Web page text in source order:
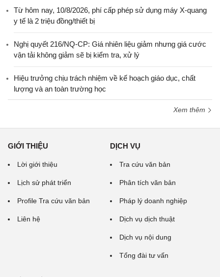
Từ hôm nay, 10/8/2026, phí cấp phép sử dụng máy X-quang
y tế là 2 triệu đồng/thiết bị
Nghị quyết 216/NQ-CP: Giá nhiên liệu giảm nhưng giá cước
vận tải không giảm sẽ bị kiểm tra, xử lý
Hiệu trưởng chịu trách nhiệm về kế hoạch giáo dục, chất
lượng và an toàn trường học
Xem thêm
GIỚI THIỆU
Lời giới thiệu
Lịch sử phát triển
Profile Tra cứu văn bản
Liên hệ
DỊCH VỤ
Tra cứu văn bản
Phân tích văn bản
Pháp lý doanh nghiệp
Dịch vụ dịch thuật
Dịch vụ nội dung
Tổng đài tư vấn